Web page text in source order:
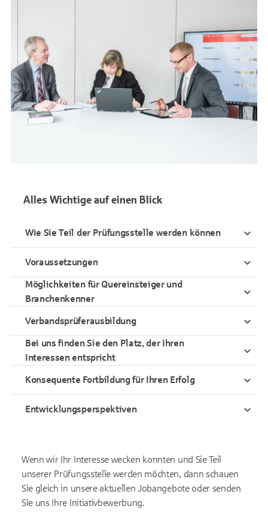
Alles Wichtige auf einen Blick
Wie Sie Teil der Prüfungsstelle werden können
Voraussetzungen
Möglichkeiten für Quereinsteiger und
Branchenkenner
Verbandsprüferausbildung
Bei uns finden Sie den Platz, der Ihren
Interessen entspricht
Konsequente Fortbildung für Ihren Erfolg
Entwicklungsperspektiven
Wenn wir Ihr Interesse wecken konnten und Sie Teil
unserer Prüfungsstelle werden möchten, dann schauen
Sie gleich in unsere aktuellen Jobangebote oder senden
Sie uns Ihre Initiativbewerbung.